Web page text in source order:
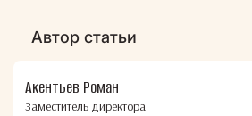
Автор статьи
Акентьев Роман
Заместитель директора